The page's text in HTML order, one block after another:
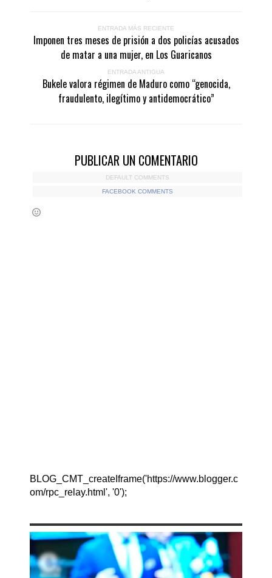
ENTRADA MÁS RECIENTE
Imponen tres meses de prisión a dos policías acusados
de matar a una mujer, en Los Guaricanos
ENTRADA ANTIGUA
Bukele valora régimen de Maduro como “genocida,
fraudulento, ilegítimo y antidemocrático”
PUBLICAR UN COMENTARIO
DEFAULT COMMENTS
FACEBOOK COMMENTS
BLOG_CMT_createIframe('https://www.blogger.c
om/rpc_relay.html', '0');